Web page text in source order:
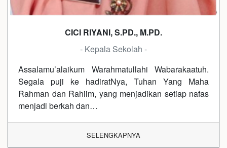
CICI RIYANI, S.PD., M.PD.
- Kepala Sekolah -
Assalamu’alaikum Warahmatullahi Wabarakaatuh.
Segala puji ke hadiratNya, Tuhan Yang Maha
Rahman dan Rahiim, yang menjadikan setiap nafas
menjadi berkah dan…
SELENGKAPNYA